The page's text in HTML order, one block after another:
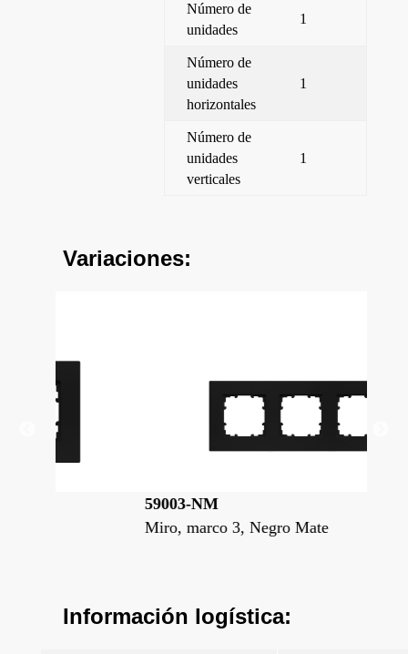
Número de
unidades
1
Número de
unidades
horizontales
1
Número de
unidades
verticales
1
Variaciones:
59003-NM
Miro, marco 3, Negro Mate
Información logística: